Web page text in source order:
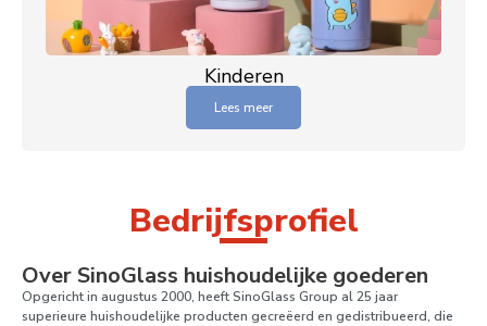
Kinderen
Lees meer
Bedrijfsprofiel
Over SinoGlass huishoudelijke goederen
Opgericht in augustus 2000, heeft SinoGlass Group al 25 jaar
superieure huishoudelijke producten gecreëerd en gedistribueerd, die